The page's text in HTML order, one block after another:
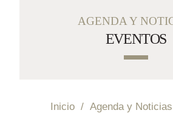
AGENDA Y
EVENTOS
Inicio / Agenda y Noticias